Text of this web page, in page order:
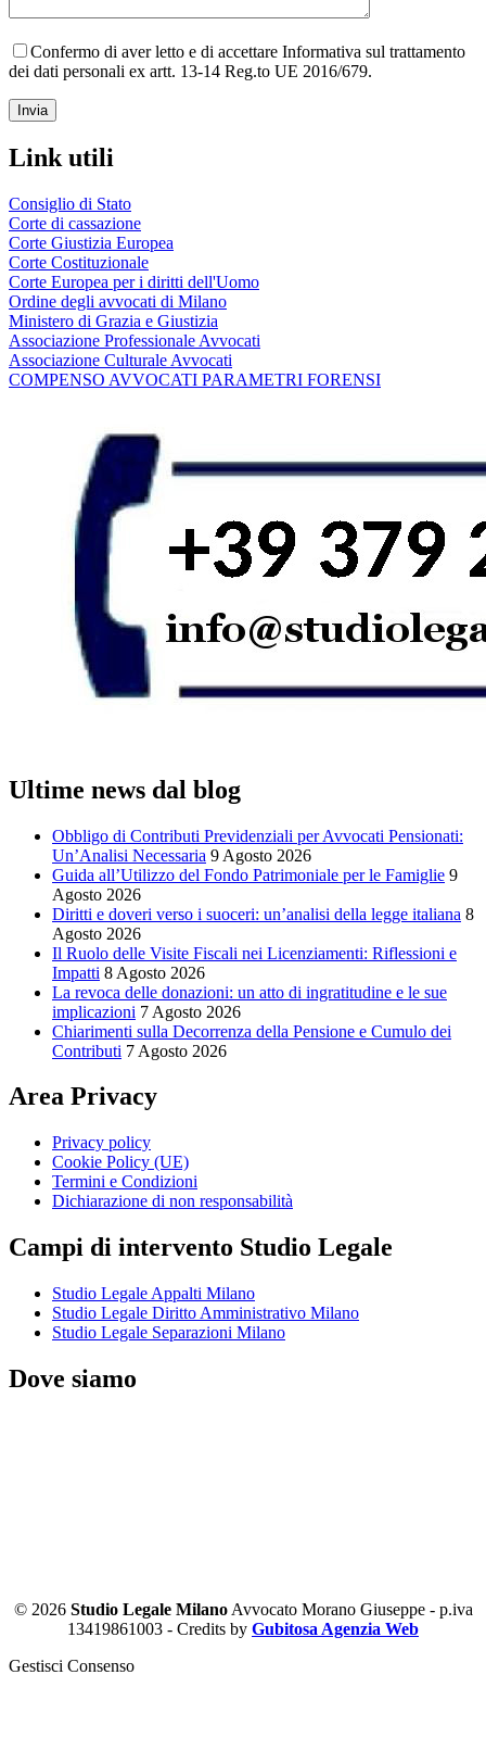
Confermo di aver letto e di accettare Informativa sul trattamento
dei dati personali ex artt. 13-14 Reg.to UE 2016/679.
Link utili
Consiglio di Stato
Corte di cassazione
Corte Giustizia Europea
Corte Costituzionale
Corte Europea per i diritti dell'Uomo
Ordine degli avvocati di Milano
Ministero di Grazia e Giustizia
Associazione Professionale Avvocati
Associazione Culturale Avvocati
COMPENSO AVVOCATI PARAMETRI FORENSI
Ultime news dal blog
Obbligo di Contributi Previdenziali per Avvocati Pensionati:
Un’Analisi Necessaria 9 Agosto 2026
Guida all’Utilizzo del Fondo Patrimoniale per le Famiglie 9
Agosto 2026
Diritti e doveri verso i suoceri: un’analisi della legge italiana 8
Agosto 2026
Il Ruolo delle Visite Fiscali nei Licenziamenti: Riflessioni e
Impatti 8 Agosto 2026
La revoca delle donazioni: un atto di ingratitudine e le sue
implicazioni 7 Agosto 2026
Chiarimenti sulla Decorrenza della Pensione e Cumulo dei
Contributi 7 Agosto 2026
Area Privacy
Privacy policy
Cookie Policy (UE)
Termini e Condizioni
Dichiarazione di non responsabilità
Campi di intervento Studio Legale
Studio Legale Appalti Milano
Studio Legale Diritto Amministrativo Milano
Studio Legale Separazioni Milano
Dove siamo
© 2026 Studio Legale MilanoAvvocato Morano Giuseppe - p.iva
13419861003 - Credits by Gubitosa Agenzia Web
Gestisci Consenso